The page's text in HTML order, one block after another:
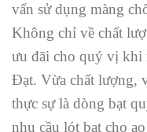
vấn sử dụng màng
Không chỉ về chất
ưu đãi cho quý vị khi
Đạt. Vừa chất lượng,
thực sự là dòng bạt
nhu cầu lót bạt cho